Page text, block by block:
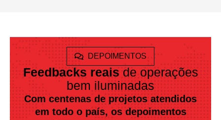
DEPOIMENTOS
Feedbacks reaisde operações
bem iluminadas
Com centenas de projetos atendidos
em todo o país, os depoimentos